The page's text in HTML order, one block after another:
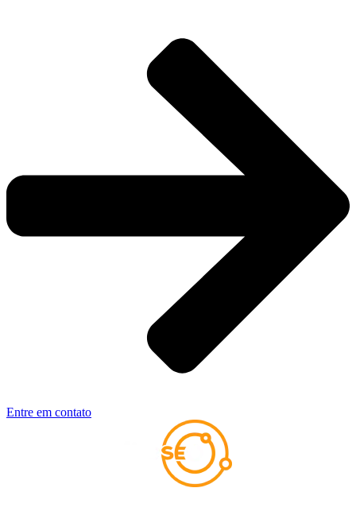
Entre em contato